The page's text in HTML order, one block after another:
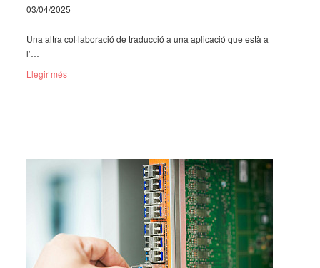
03/04/2025
Una altra col·­la­bo­ra­ció de traduc­ció a una apli­ca­ció que està a
l’…
Llegir més